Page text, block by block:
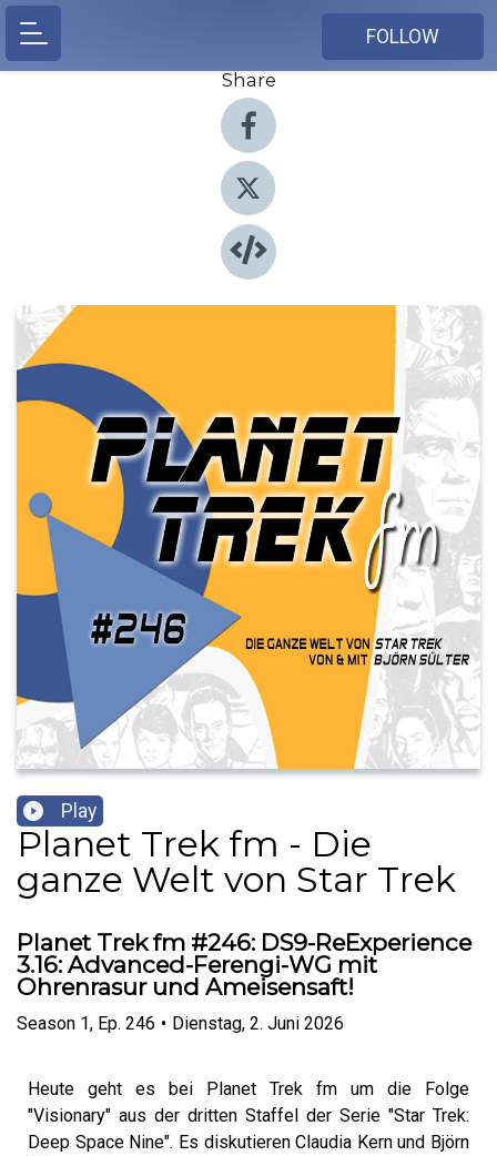
FOLLOW
Share
Play
Planet Trek fm - Die
ganze Welt von Star Trek
Planet Trek fm #246: DS9-ReExperience
3.16: Advanced-Ferengi-WG mit
Ohrenrasur und Ameisensaft!
Season 1, Ep. 246 • Dienstag, 2. Juni 2026
Heute geht es bei Planet Trek fm um die Folge
"Visionary" aus der dritten Staffel der Serie "Star Trek:
Deep Space Nine". Es diskutieren Claudia Kern und Björn